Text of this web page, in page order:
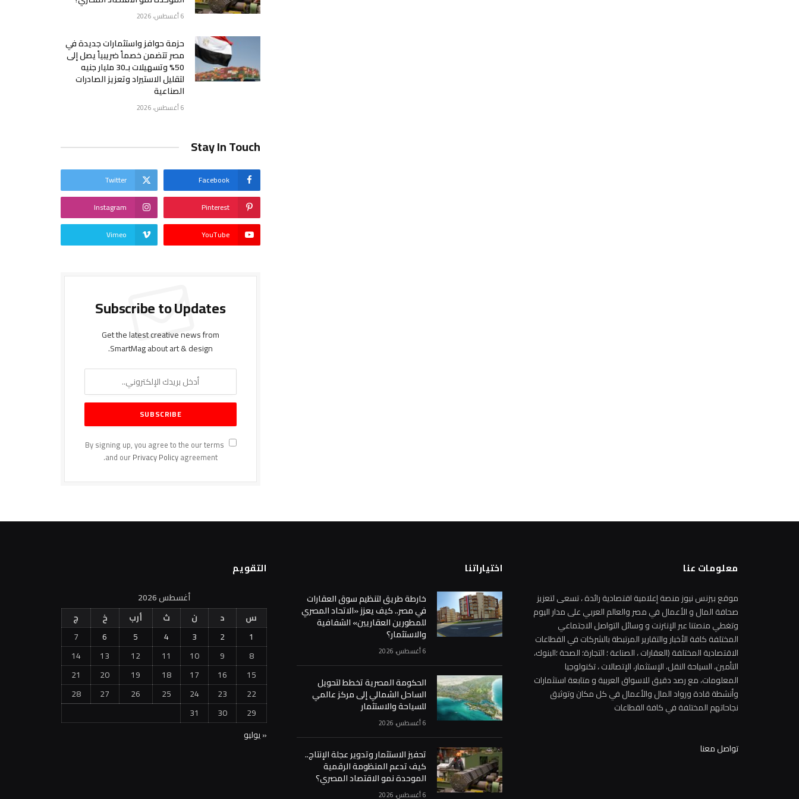
6 أغسطس، 2026
حزمة حوافز واستثمارات جديدة في
مصر تتضمن خصماً ضريبياً يصل إلى
50% وتسهيلات بـ30 مليار جنيه
لتقليل الاستيراد وتعزيز الصادرات
الصناعية
6 أغسطس، 2026
Stay In Touch
Facebook
Twitter
Pinterest
Instagram
YouTube
Vimeo
Subscribe to Updates
Get the latest creative news from
SmartMag about art & design.
By signing up, you agree to the our terms
and ourPrivacy Policyagreement.
معلومات عنا
موقع بيزنس نيوز منصة إعلامية اقتصادية رائدة ، تسعى لتعزيز
صحافة المال و الأعمال في مصر والعالم العربي على مدار اليوم
وتغطي منصتنا عبر الإنترنت و وسائل التواصل الاجتماعي
المختلفة كافة الأخبار والتقارير المرتبطة بالشركات في القطاعات
الاقتصادية المختلفة (العقارات ، الصناعة ؛ التجارة؛ الصحة ؛البنوك،
التأمين، السياحة النقل، الإستثمار، الإتصالات ، تكنولوجيا
المعلومات، مع رصد دقيق للاسواق العربية و متابعة استثمارات
وأنشطة قادة ورواد المال والأعمال في كل مكان وتوثيق
نجاحاتهم المختلفة في كافة القطاعات
تواصل معنا
اختياراتنا
خارطة طريق لتنظيم سوق العقارات
في مصر.. كيف يعزز «الاتحاد المصري
للمطورين العقاريين» الشفافية
والاستثمار؟
6 أغسطس، 2026
الحكومة المصرية تخطط لتحويل
الساحل الشمالي إلى مركز عالمي
للسياحة والاستثمار
6 أغسطس، 2026
تحفيز الاستثمار وتدوير عجلة الإنتاج..
كيف تدعم المنظومة الرقمية
الموحدة نمو الاقتصاد المصري؟
6 أغسطس، 2026
التقويم
أغسطس 2026
س
د ن ث أرب خ
ج
1
2
3
4
5
6
7
8
9
10
11
12
13
14
15
16
17
18
19
20
21
22
23
24
25
26
27
28
29
30
31
« يوليو